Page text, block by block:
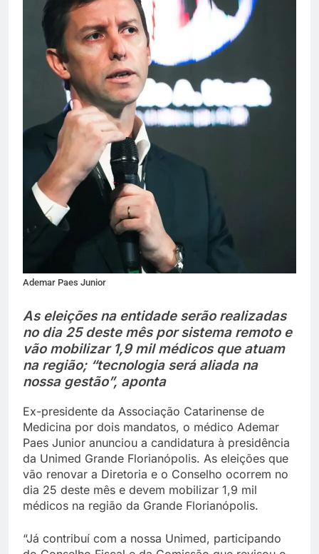
Ademar Paes Junior
As eleições na entidade serão realizadas
no dia 25 deste mês por sistema remoto e
vão mobilizar 1,9 mil médicos que atuam
na região; “tecnologia será aliada na
nossa gestão”, aponta
Ex-presidente da Associação Catarinense de
Medicina por dois mandatos, o médico Ademar
Paes Junior anunciou a candidatura à presidência
da Unimed Grande Florianópolis. As eleições que
vão renovar a Diretoria e o Conselho ocorrem no
dia 25 deste mês e devem mobilizar 1,9 mil
médicos na região da Grande Florianópolis.
“Já contribuí com a nossa Unimed, participando